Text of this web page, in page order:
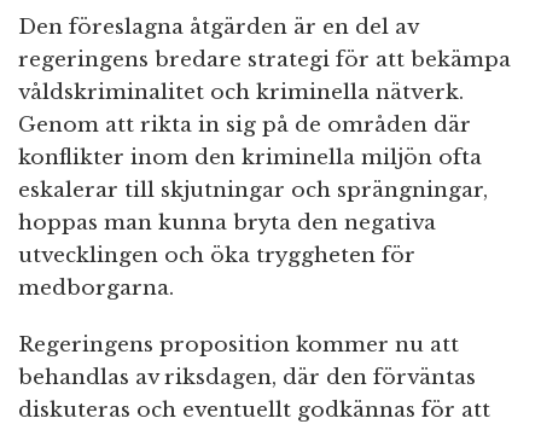
Den föreslagna åtgärden är en del av
regeringens bredare strategi för att bekämpa
våldskriminalitet och kriminella nätverk.
Genom att rikta in sig på de områden där
konflikter inom den kriminella miljön ofta
eskalerar till skjutningar och sprängningar,
hoppas man kunna bryta den negativa
utvecklingen och öka tryggheten för
medborgarna.
Regeringens proposition kommer nu att
behandlas av riksdagen, där den förväntas
diskuteras och eventuellt godkännas för att